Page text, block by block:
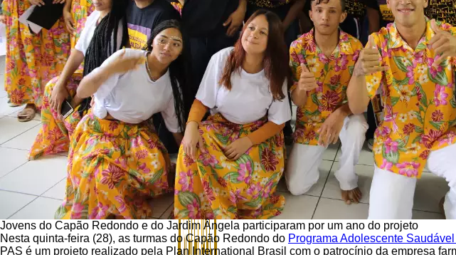
Jovens do Capão Redondo e do Jardim Ângela participaram por um ano do projeto
Nesta quinta-feira (28), as turmas do Capão Redondo do Programa Adolescente
PAS é um projeto realizado pela Plan International Brasil com o patrocínio da empresa